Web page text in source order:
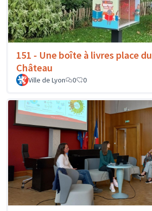
151 - Une boîte à livres place du
Château
Ville de Lyon 0 0